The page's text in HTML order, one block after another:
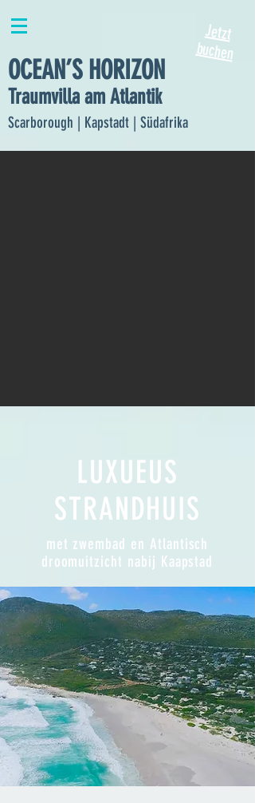
OCEAN’S HORIZON
Traumvilla am Atlantik
Jetzt
buchen
Scarborough | Kapstadt | Südafrika
LUXUEUS
STRANDHUIS
met zwembad en Atlantisch
droomuitzicht nabij Kaapstad